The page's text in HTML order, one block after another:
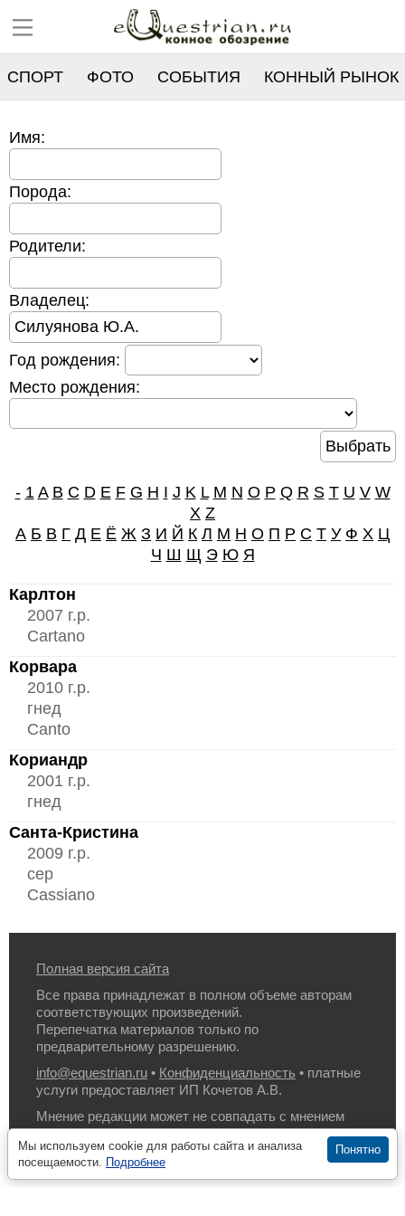
СПОРТ ФОТО СОБЫТИЯ КОННЫЙ РЫНОК
Имя:
Порода:
Родители:
Владелец:
Год рождения:
Место рождения:
- 1 A B C D E F G H I J K L M N O P Q R S T U V W
X Z
А Б В Г Д Е Ё Ж З И Й К Л М Н О П Р С Т У Ф Х Ц
Ч Ш Щ Э Ю Я
Карлтон
2007 г.р.
Cartano
Корвара
2010 г.р.
гнед
Canto
Кориандр
2001 г.р.
гнед
Санта-Кристина
2009 г.р.
сер
Cassiano
Полная версия сайта
Все права принадлежат в полном объеме авторам
соответствующих произведений.
Перепечатка материалов только по
предварительному разрешению.
info@equestrian.ru • Конфиденциальность • платные
услуги предоставляет ИП Кочетов А.В.
Мнение редакции может не совпадать с мнением
авторов.
Понятно
Мы используем cookie для работы сайта и анализа
посещаемости. Подробнее